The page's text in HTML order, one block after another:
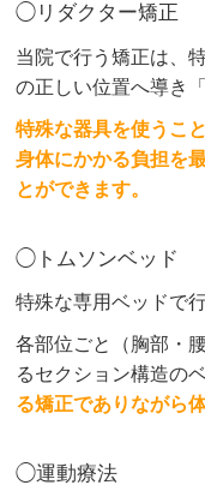
◯リダクター矯正
当院で行う矯正は、
の正しい位置へ導き
特殊な器具を使うこ
身体にかかる負担を
とができます。
◯トムソンベッド
特殊な専用ベッドで
各部位ごと（胸部・
るセクション構造の
る矯正でありながら
◯運動療法